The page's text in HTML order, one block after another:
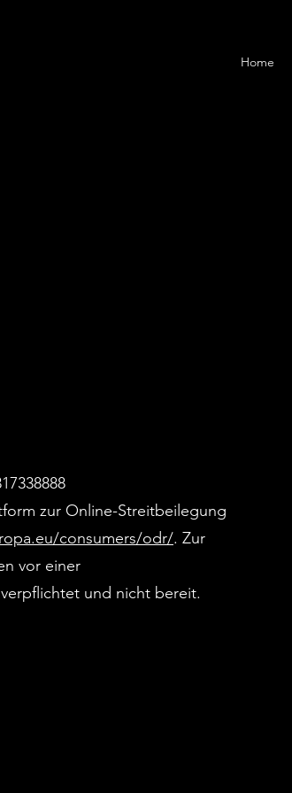
Home
zur Online-Streitbeilegung
consumers/odr/. Zur
vor einer
und nicht bereit.